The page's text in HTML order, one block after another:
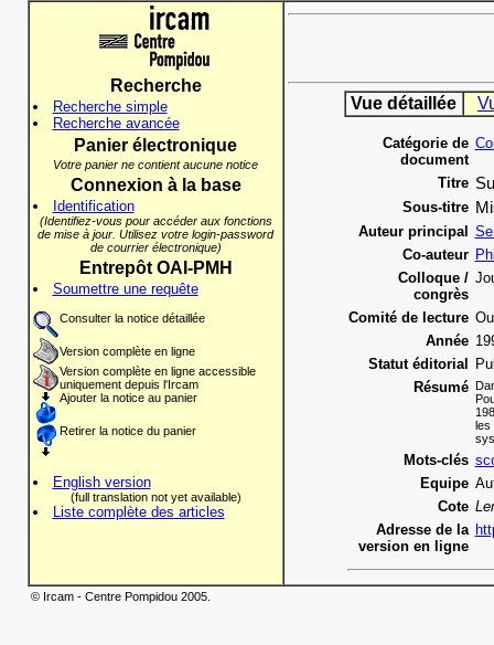
Recherche
Recherche simple
Recherche avancée
Panier électronique
Votre panier ne contient aucune notice
Connexion à la base
Identification
(Identifiez-vous pour accéder aux fonctions
de mise à jour. Utilisez votre login-password
de courrier électronique)
Entrepôt OAI-PMH
Soumettre une requête
Consulter la notice détaillée
Version complète en ligne
Version complète en ligne accessible
uniquement depuis l'Ircam
Ajouter la notice au panier
Retirer la notice du panier
English version
(full translation not yet available)
Liste complète des articles
Vue détaillée
Catégorie de
document
Titre
Sous-titre
Auteur principal
Co-auteur
Colloque /
congrès
Comité de lecture
Année
Statut éditorial
Résumé
Mots-clés
Equipe
Cote
Adresse de la
version en ligne
© Ircam - Centre Pompidou 2005.